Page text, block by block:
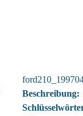
Beschreibung: